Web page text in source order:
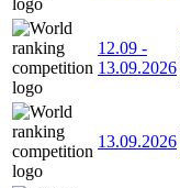
12.09 -
13.09.2026
13.09.2026